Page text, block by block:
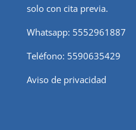
solo con cita previa.
Whatsapp: 5552961887
Teléfono: 5590635429
Aviso de privacidad